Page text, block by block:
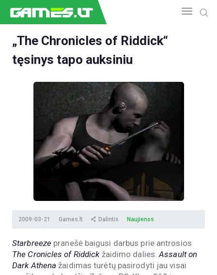
NAUJIENOS
ESPORTAS
GELEŽIS
VIDEO
APŽVALGOS
ŽAIDIMAI
„The Chronicles of Riddick“
tęsinys tapo auksiniu
2009-03-21 Games.lt Dalintis Naujienos
Starbreeze pranešė baigusi darbus prie antrosios
The Cronicles of Riddickžaidimo dalies.Assault on
Dark Athena žaidimas turėtų pasirodyti jau visai